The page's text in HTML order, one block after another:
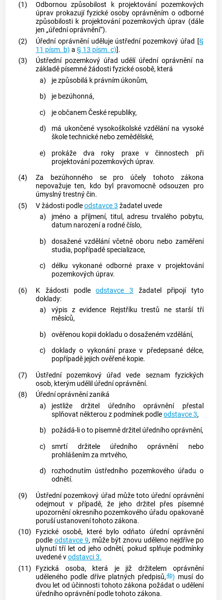
(1)
Odbornou způsobilost k projektování pozemkových
úprav prokazují fyzické osoby oprávněním o odborné
způsobilosti k projektování pozemkových úprav (dále
jen „úřední oprávnění“).
(2)
Úřední oprávnění uděluje ústřední pozemkový úřad [§
11 písm. b) a § 13 písm. c)].
(3)
Ústřední pozemkový úřad udělí úřední oprávnění na
základě písemné žádosti fyzické osobě, která
a)
je způsobilá k právním úkonům,
b)
je bezúhonná,
c)
je občanem České republiky,
d)
má ukončené vysokoškolské vzdělání na vysoké
škole technické nebo zemědělské,
e)
prokáže dva roky praxe v činnostech při
projektování pozemkových úprav.
(4)
Za bezúhonného se pro účely tohoto zákona
nepovažuje ten, kdo byl pravomocně odsouzen pro
úmyslnýtrestný čin.
(5)
V žádosti podleodstavce 3 žadatel uvede
a)
jméno a příjmení, titul, adresu trvalého pobytu,
datum narození a rodné číslo,
b)
dosažené vzdělání včetně oboru nebo zaměření
studia, popřípadě specializace,
c)
délku vykonané odborné praxe v projektování
pozemkových úprav.
(6)
K žádosti podleodstavce 3 žadatel připojí tyto
doklady:
a)
výpis z evidence Rejstříku trestů ne starší tří
měsíců,
b)
ověřenou kopii dokladu o dosaženém vzdělání,
c)
doklady o vykonání praxe v předepsané délce,
popřípadě jejich ověřené kopie.
(7)
Ústřední pozemkový úřad vede seznam fyzických
osob, kterým udělil úřední oprávnění.
(8)
Úřední oprávnění zaniká
a)
jestliže držitel úředního oprávnění přestal
splňovat některou z podmínek podleodstavce 3,
b)
požádá-li o to písemně držitel úředního oprávnění,
c)
smrtí držitele úředního oprávnění nebo
prohlášením za mrtvého,
d)
rozhodnutím ústředního pozemkového úřadu o
odnětí.
(9)
Ústřední pozemkový úřad může toto úřední oprávnění
odejmout v případě, že jeho držitel přes písemné
upozornění okresního pozemkového úřadu opakovaně
poruší ustanovení tohoto zákona.
(10)
Fyzické osobě, které bylo odňato úřední oprávnění
podle odstavce 9, může být znovu uděleno nejdříve po
ulynutí tří let od jeho odnětí, pokud splňuje podmínky
uvedené vodstavci 3.
(11)
Fyzická osoba, která je již držitelem oprávnění
uděleného podle dříve platných předpisů,4b) musí do
dvou let od účinnosti tohoto zákona požádat o udělení
úředního oprávnění podle tohoto zákona.